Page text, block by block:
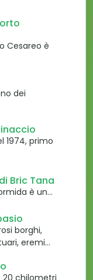
Cesareo è
dei
1974, primo
Bric Tana
è un…
borghi,
eremi…